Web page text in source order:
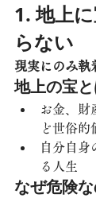
1. 地上
らない
現実にのみ執
地上の宝と
お金、財
ど世俗的
自分自身
る人生
なぜ危険